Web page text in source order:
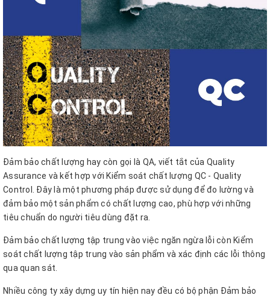
Đảm bảo chất lượng hay còn gọi là QA, viết tắt của Quality
Assurance và kết hợp với Kiểm soát chất lượng QC - Quality
Control. Đây là một phương pháp được sử dụng để đo lường và
đảm bảo một sản phẩm có chất lượng cao, phù hợp với những
tiêu chuẩn do người tiêu dùng đặt ra.
Đảm bảo chất lượng tập trung vào việc ngăn ngừa lỗi còn Kiểm
soát chất lượng tập trung vào sản phẩm và xác định các lỗi thông
qua quan sát.
Nhiều công ty xây dựng uy tín hiện nay đều có bộ phận Đảm bảo